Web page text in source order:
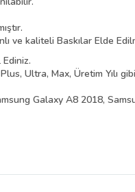
ve kaliteli Baskılar Elde
Ultra, Max, Üretim Yılı
Galaxy A8 2018,